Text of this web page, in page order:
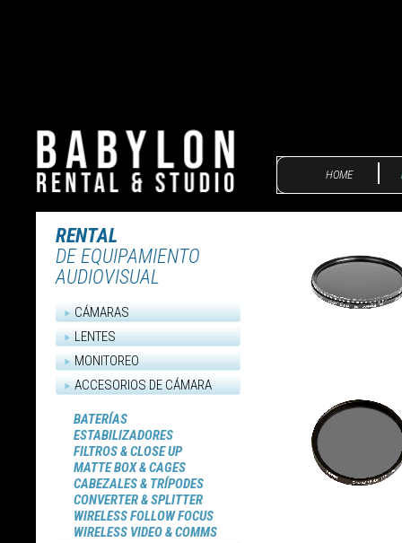
HOME
RENTAL
DE EQUIPAMIENTO
AUDIOVISUAL
CÁMARAS
LENTES
MONITOREO
ACCESORIOS DE CÁMARA
BATERÍAS
ESTABILIZADORES
FILTROS & CLOSE UP
MATTE BOX & CAGES
CABEZALES & TRÍPODES
CONVERTER & SPLITTER
WIRELESS FOLLOW FOCUS
WIRELESS VIDEO & COMMS